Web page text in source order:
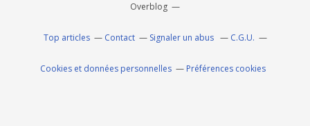
Overblog
Top articles Contact Signaler un abus C.G.U.
Cookies et données personnelles Préférences cookies